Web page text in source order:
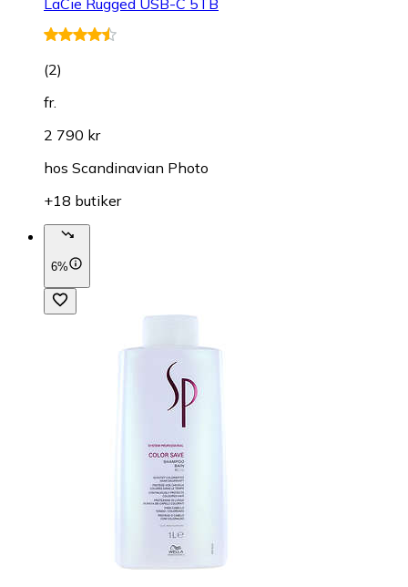
(2)
fr.
2 790 kr
hos Scandinavian Photo
+18 butiker
6%